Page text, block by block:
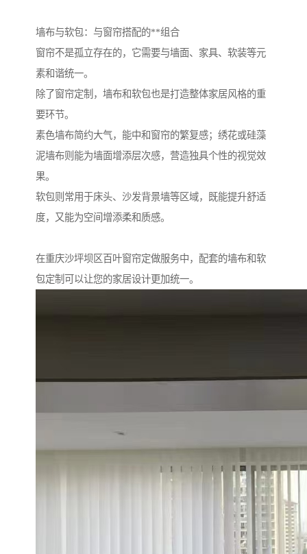
墙布与软包：与窗帘搭配的**组合
窗帘不是孤立存在的，它需要与墙面、家具、软装等元
素和谐统一。
除了窗帘定制，墙布和软包也是打造整体家居风格的重
要环节。
素色墙布简约大气，能中和窗帘的繁复感；绣花或硅藻
泥墙布则能为墙面增添层次感，营造独具个性的视觉效
果。
软包则常用于床头、沙发背景墙等区域，既能提升舒适
度，又能为空间增添柔和质感。
在重庆沙坪坝区百叶窗帘定做服务中，配套的墙布和软
包定制可以让您的家居设计更加统一。